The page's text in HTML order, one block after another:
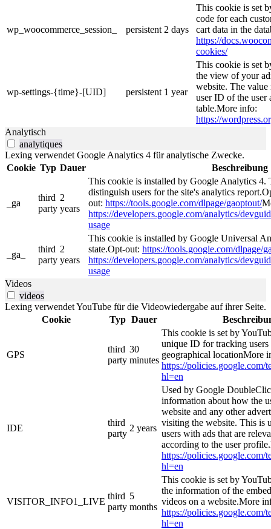
wp_woocommerce_session_ persistent 2 days
This cookie is set
code for each
cart data in the
https://
cookies/
wp-settings-{time}-[UID] persistent 1 year
This cookie is set
the view of your
website. The
user ID of the user
table.More info:
https://
Analytisch
analytiques
Lexing verwendet Google Analytics 4 für analytische Zwecke.
Cookie Typ Dauer Beschreibung
_ga
third
party
2
years
This cookie is installed by Google Analytics 4.
distinguish users for the site's analytics
out: https://tools.google.com/dlpage/gaoptout/
https://developers.google.com/analytics/
usage
_ga_
third
party
2
years
This cookie is installed by Google Universal
state.Opt-out: https://tools.google.com/dlpage/
https://developers.google.com/analytics/
usage
Videos
videos
Lexing verwendet YouTube für die Videowiedergabe auf ihrer Seite.
Cookie
Typ Dauer
GPS
third
party
30
minutes
This cookie is set by
unique ID for tracking users
geographical locationMore
https://policies.google.com/
hl=en
IDE
third
party
2 years
Used by Google
information about how the
website and any other
visiting the website. This is
users with ads that are
according to the user
https://policies.google.com/
hl=en
VISITOR_INFO1_LIVE
third
party
5
months
This cookie is set by
the information of the
videos on a website.More
https://policies.google.com/
hl=en